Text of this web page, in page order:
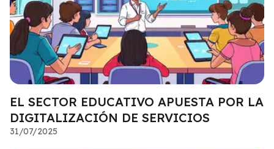
EL SECTOR EDUCATIVO APUESTA POR LA
DIGITALIZACIÓN DE SERVICIOS
31/07/2025